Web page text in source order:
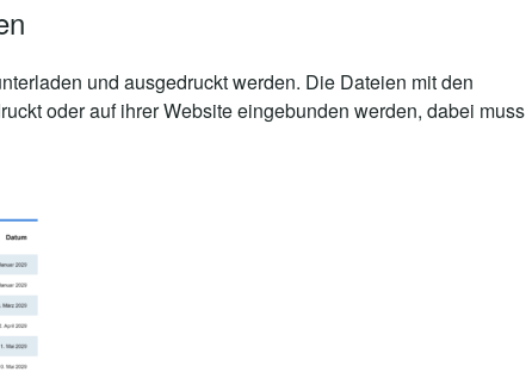
und ausgedruckt werden. Die Dateien mit den
oder auf ihrer Website eingebunden werden, dabei muss